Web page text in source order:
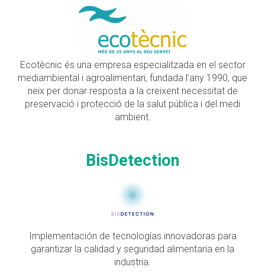
Ecotècnic és una empresa especialitzada en el sector
mediambiental i agroalimentari, fundada l’any 1990, que
neix per donar resposta a la creixent necessitat de
preservació i protecció de la salut pública i del medi
ambient.
BisDetection
Implementación de tecnologías innovadoras para
garantizar la calidad y seguridad alimentaria en la
industria.